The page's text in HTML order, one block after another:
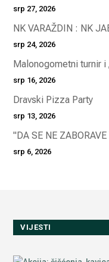
srp 27, 2026
NK VARAŽDIN : NK
srp 24, 2026
Malonogometni turnir i
srp 16, 2026
Dravski Pizza Party
srp 13, 2026
"DA SE NE
srp 6, 2026
VIJESTI